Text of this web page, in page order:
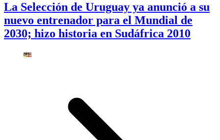
La Selección de Uruguay ya anunció a su
nuevo entrenador para el Mundial de
2030; hizo historia en Sudáfrica 2010